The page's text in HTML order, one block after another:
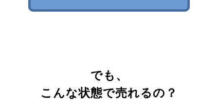
でも、
こんな状態で売れるの？